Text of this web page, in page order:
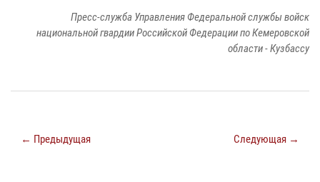
Пресс-служба Управления Федеральной службы войск
национальной гвардии Российской Федерации по Кемеровской
области - Кузбассу
← Предыдущая Следующая →